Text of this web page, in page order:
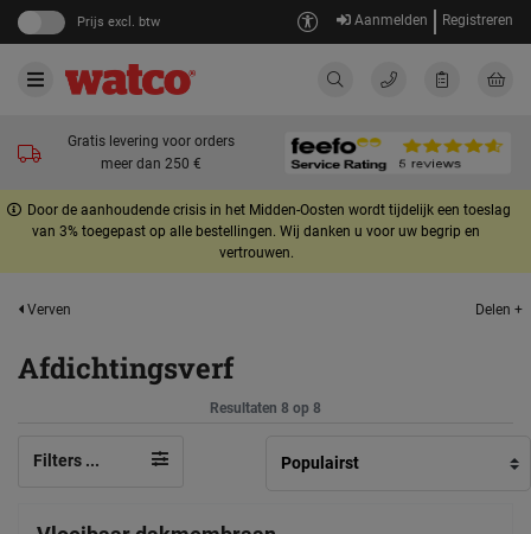
Prijs excl. btw Aanmelden Registreren
Gratis levering voor orders
meer dan 250 €
Door de aanhoudende crisis in het Midden-Oosten wordt tijdelijk een toeslag
van 3% toegepast op alle bestellingen. Wij danken u voor uw begrip en
vertrouwen.
Verven Delen +
Afdichtingsverf
Resultaten 8 op 8
Filters ...